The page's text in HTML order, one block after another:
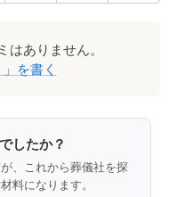
はありません。
を書く
したか？
、これから葬儀社を探
料になります。